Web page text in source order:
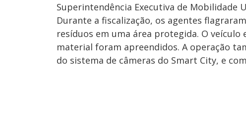
Superintendência Executiva de Mobilidade
Durante a fiscalização, os agentes
resíduos em uma área protegida. O
material foram apreendidos. A operação
do sistema de câmeras do Smart City, e